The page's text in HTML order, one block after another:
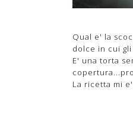
Qual e' la
dolce in cui
E' una torta
La ricetta mi